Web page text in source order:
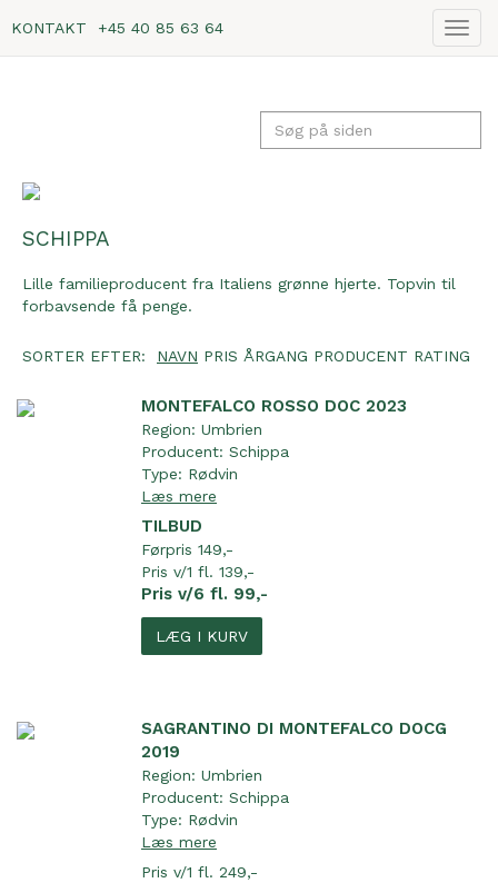
Vis
KONTAKT +45 40 85 63 64
SCHIPPA
Lille familieproducent fra Italiens grønne hjerte. Topvin til
forbavsende få penge.
SORTER EFTER: NAVN PRIS ÅRGANG PRODUCENT RATING
MONTEFALCO ROSSO DOC 2023
Region: Umbrien
Producent: Schippa
Type: Rødvin
Læs mere
TILBUD
Førpris 149,-
Pris v/1 fl. 139,-
Pris v/6 fl. 99,-
LÆG I KURV
SAGRANTINO DI MONTEFALCO DOCG
2019
Region: Umbrien
Producent: Schippa
Type: Rødvin
Læs mere
Pris v/1 fl. 249,-